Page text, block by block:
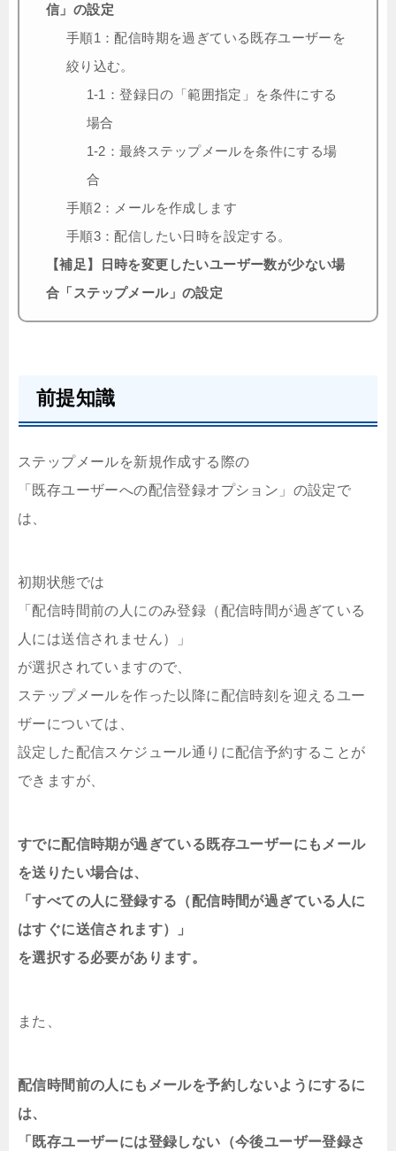
信」の設定
手順1：配信時期を過ぎている既存ユーザーを
絞り込む。
1-1：登録日の「範囲指定」を条件にする
場合
1-2：最終ステップメールを条件にする場
合
手順2：メールを作成します
手順3：配信したい日時を設定する。
【補足】日時を変更したいユーザー数が少ない場
合「ステップメール」の設定
前提知識
ステップメールを新規作成する際の
「既存ユーザーへの配信登録オプション」の設定で
は、
初期状態では
「配信時間前の人にのみ登録（配信時間が過ぎている
人には送信されません）」
が選択されていますので、
ステップメールを作った以降に配信時刻を迎えるユー
ザーについては、
設定した配信スケジュール通りに配信予約することが
できますが、
すでに配信時期が過ぎている既存ユーザーにもメール
を送りたい場合は、
「すべての人に登録する（配信時間が過ぎている人に
はすぐに送信されます）」
を選択する必要があります。
また、
配信時間前の人にもメールを予約しないようにするに
は、
「既存ユーザーには登録しない（今後ユーザー登録さ